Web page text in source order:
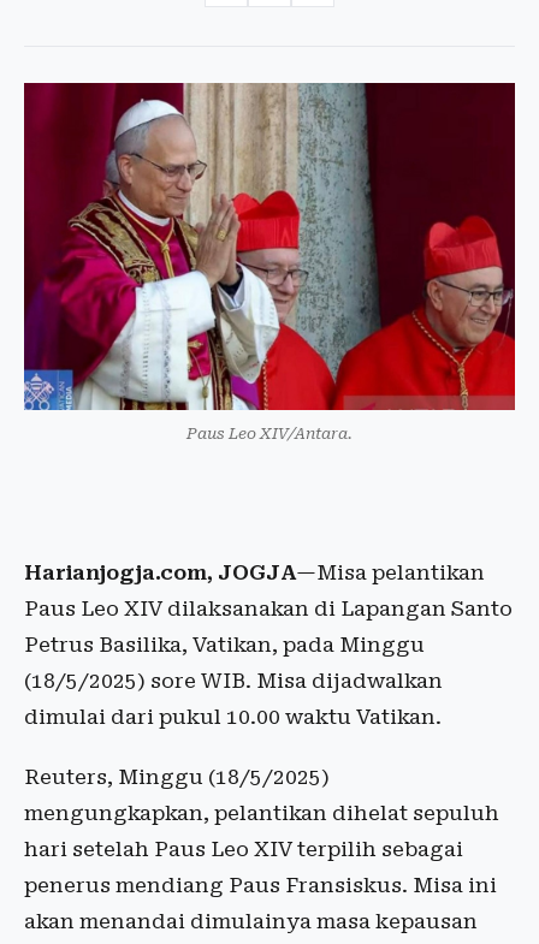
Paus Leo XIV/Antara.
Harianjogja.com, JOGJA—Misa pelantikan
Paus Leo XIV dilaksanakan di Lapangan Santo
Petrus Basilika, Vatikan, pada Minggu
(18/5/2025) sore WIB. Misa dijadwalkan
dimulai dari pukul 10.00 waktu Vatikan.
Reuters, Minggu (18/5/2025)
mengungkapkan, pelantikan dihelat sepuluh
hari setelah Paus Leo XIV terpilih sebagai
penerus mendiang Paus Fransiskus. Misa ini
akan menandai dimulainya masa kepausan